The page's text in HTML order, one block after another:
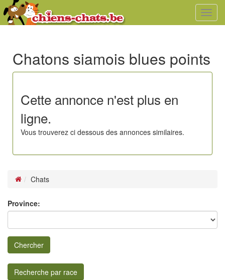
Chatons siamois blues points
Cette annonce n'est plus en
ligne.
Vous trouverez ci dessous des annonces similaires.
Chats
Province:
Chercher
Recherche par race